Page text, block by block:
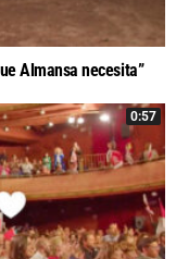
Almansa necesita”
0:57